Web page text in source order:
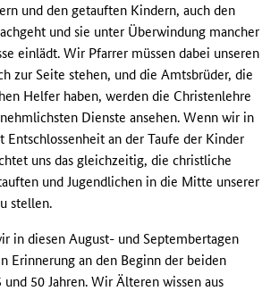
und den getauften Kindern, auch den
und sie unter Überwindung mancher
einlädt. Wir Pfarrer müssen dabei unseren
zur Seite stehen, und die Amtsbrüder, die
Helfer haben, werden die Christenlehre
Dienste ansehen. Wenn wir in
Entschlossenheit an der Taufe der Kinder
uns das gleichzeitig, die christliche
und Jugendlichen in die Mitte unserer
stellen.
in diesen August- und Septembertagen
Erinnerung an den Beginn der beiden
50 Jahren. Wir Älteren wissen aus